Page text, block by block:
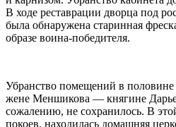
В ходе реставрации дворца под
была обнаружена старинная
образе воина-победителя.
Убранство помещений в
жене Меншикова — княгине
сожалению, не сохранилось. В
покоев, находилась домашняя